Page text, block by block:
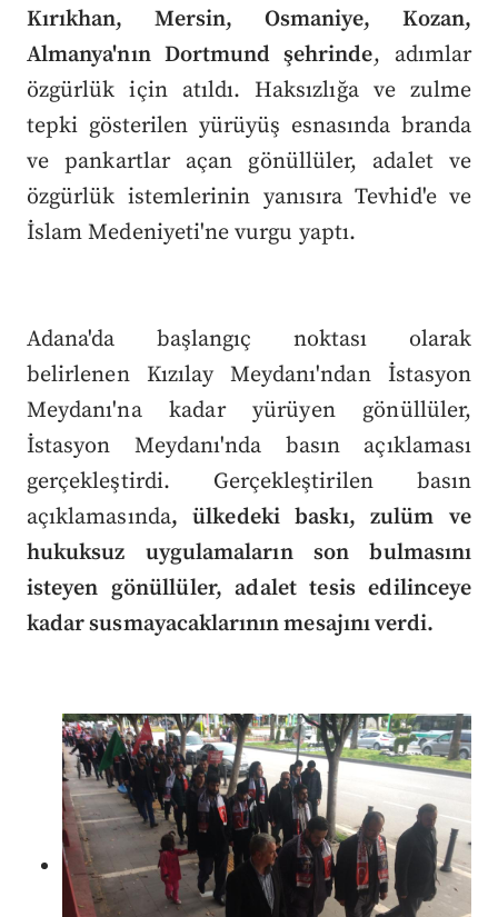
Kırıkhan, Mersin, Osmaniye, Kozan,
Almanya'nın Dortmund şehrinde, adımlar
özgürlük için atıldı. Haksızlığa ve zulme
tepki gösterilen yürüyüş esnasında branda
ve pankartlar açan gönüllüler, adalet ve
özgürlük istemlerinin yanısıra Tevhid'e ve
İslam Medeniyeti'ne vurgu yaptı.
Adana'da başlangıç noktası olarak
belirlenen Kızılay Meydanı'ndan İstasyon
Meydanı'na kadar yürüyen gönüllüler,
İstasyon Meydanı'nda basın açıklaması
gerçekleştirdi. Gerçekleştirilen basın
açıklamasında, ülkedeki baskı, zulüm ve
hukuksuz uygulamaların son bulmasını
isteyen gönüllüler, adalet tesis edilinceye
kadar susmayacaklarının mesajını verdi.